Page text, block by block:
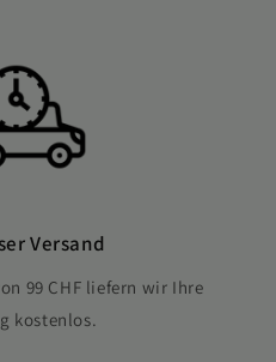
Versand
99 CHF liefern wir Ihre
kostenlos.